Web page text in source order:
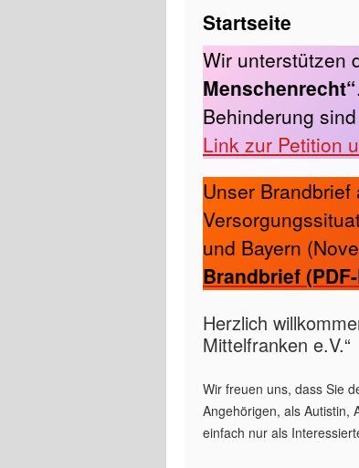
springen
Startseite
Wir unterstützen
Menschenrecht“
Behinderung
Link zur Petition
Unser
und Bayern
Brandbrief
Herzlich
Mittelfranken e.V.“
Wir freuen uns, dass Sie
Angehörigen, als Autistin,
einfach nur als